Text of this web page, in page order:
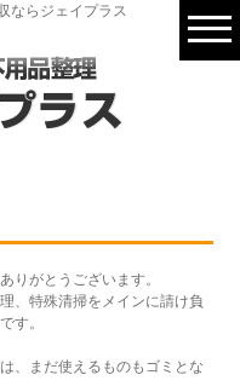
ならジェイプラス
りがとうございます。
、特殊清掃をメインに請け負
す。
、まだ使えるものもゴミとな